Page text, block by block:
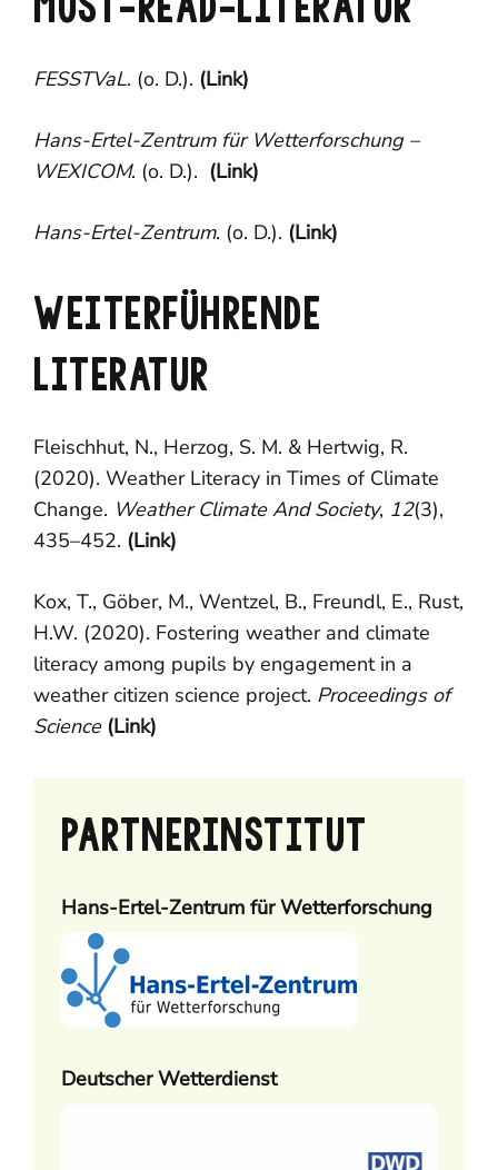
FESSTVaL. (o. D.). (Link)
Hans-Ertel-Zentrum für Wetterforschung –
WEXICOM. (o. D.). (Link)
Hans-Ertel-Zentrum. (o. D.). (Link)
WEITERFÜHRENDE
LITERATUR
Fleischhut, N., Herzog, S. M. & Hertwig, R.
(2020). Weather Literacy in Times of Climate
Change. Weather Climate And Society, 12(3),
435–452. (Link)
Kox, T., Göber, M., Wentzel, B., Freundl, E., Rust,
H.W. (2020). Fostering weather and climate
literacy among pupils by engagement in a
weather citizen science project. Proceedings of
Science (Link)
PARTNERINSTITUT
Hans-Ertel-Zentrum für Wetterforschung
Deutscher Wetterdienst